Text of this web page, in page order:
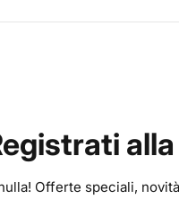
alla
Offerte speciali,